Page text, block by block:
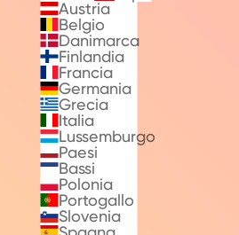
Austria
Belgio
Danimarca
Finlandia
Francia
Germania
Grecia
Italia
Lussemburgo
Paesi
Bassi
Polonia
Portogallo
Slovenia